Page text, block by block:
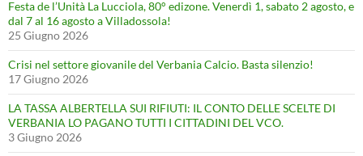
Festa de l’Unità La Lucciola, 80° edizone. Venerdì 1, sabato 2 agosto, e
dal 7 al 16 agosto a Villadossola!
25 Giugno 2026
Crisi nel settore giovanile del Verbania Calcio. Basta silenzio!
17 Giugno 2026
LA TASSA ALBERTELLA SUI RIFIUTI: IL CONTO DELLE SCELTE DI
VERBANIA LO PAGANO TUTTI I CITTADINI DEL VCO.
3 Giugno 2026